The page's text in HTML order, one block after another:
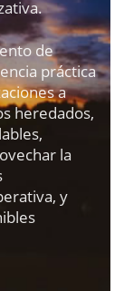
de
práctica
a
heredados,
la
y